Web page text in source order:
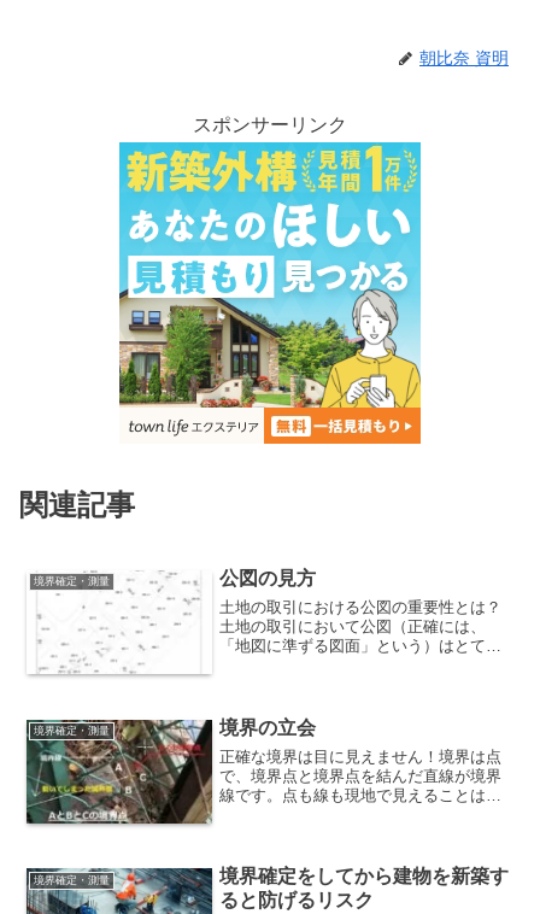
朝比奈 資明
スポンサーリンク
関連記事
境界確定・測量 公図の見方
土地の取引における公図の重要性とは？
土地の取引において公図（正確には、
「地図に準ずる図面」という）はとても
境界確定・測量 境界の立会
正確な境界は目に見えません！境界は点
で、境界点と境界点を結んだ直線が境界
線です。点も線も現地で見えることはあ
このように不安を感じている方が多いよ
うです。
境界確定・測量
境界確定をしてから建物を新築す
ると防げるリスク